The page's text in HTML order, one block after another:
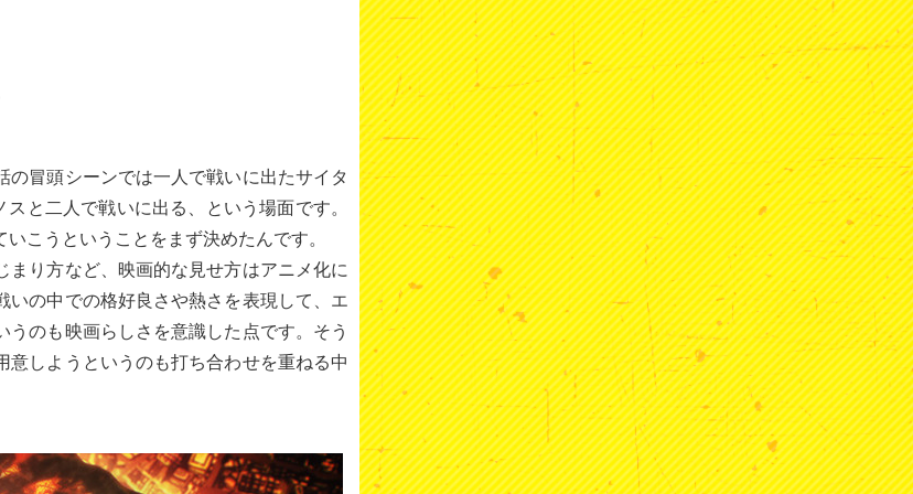
冒頭シーンでは一人で戦いに出たサイタ
と二人で戦いに出る、という場面です。
こうということをまず決めたんです。
まり方など、映画的な見せ方はアニメ化に
いの中での格好良さや熱さを表現して、エ
のも映画らしさを意識した点です。そう
意しようというのも打ち合わせを重ねる中